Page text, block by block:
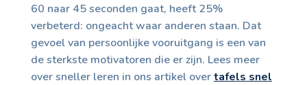
60 naar 45 seconden gaat, heeft 25%
verbeterd: ongeacht waar anderen staan. Dat
gevoel van persoonlijke vooruitgang is een van
de sterkste motivatoren die er zijn. Lees meer
over sneller leren in ons artikel overtafels snel